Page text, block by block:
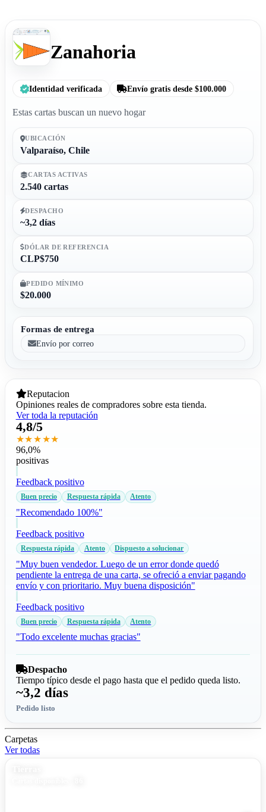
Zanahoria
Identidad verificada Envío gratis desde $100.000
Estas cartas buscan un nuevo hogar
UBICACIÓN
Valparaíso, Chile
CARTAS ACTIVAS
2.540 cartas
DESPACHO
~3,2 días
DÓLAR DE REFERENCIA
CLP$750
PEDIDO MÍNIMO
$20.000
Formas de entrega
Envío por correo
Reputacion
Opiniones reales de compradores sobre esta tienda.
Ver toda la reputación
4,8/5
★★★★★
96,0%
positivas
Feedback positivo
Buen precio Respuesta rápida Atento
"Recomendado 100%"
Feedback positivo
Respuesta rápida Atento Dispuesto a solucionar
"Muy buen vendedor. Luego de un error donde quedó
pendiente la entrega de una carta, se ofreció a enviar pagando
envío y con prioritario. Muy buena disposición"
Feedback positivo
Buen precio Respuesta rápida Atento
"Todo excelente muchas gracias"
Despacho
Tiempo típico desde el pago hasta que el pedido queda listo.
~3,2 días
Pedido listo
Carpetas
Ver todas